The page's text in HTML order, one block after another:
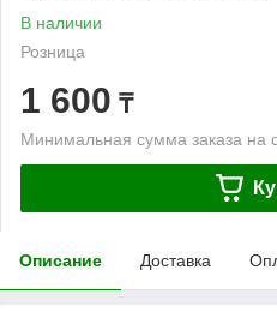
В наличии
Розница
1 600 ₸
Минимальная сумма заказа на
Описание Доставка